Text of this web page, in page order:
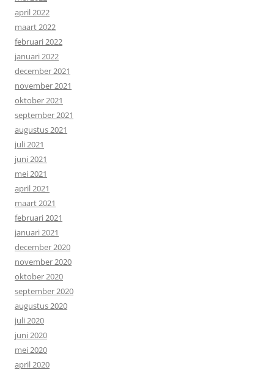
april 2022
maart 2022
februari 2022
januari 2022
december 2021
november 2021
oktober 2021
september 2021
augustus 2021
juli 2021
juni 2021
mei 2021
april 2021
maart 2021
februari 2021
januari 2021
december 2020
november 2020
oktober 2020
september 2020
augustus 2020
juli 2020
juni 2020
mei 2020
april 2020